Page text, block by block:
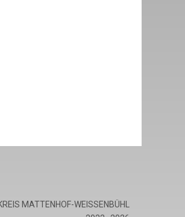
MATTENHOF-WEISSENBÜHL